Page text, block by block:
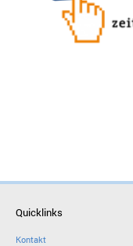
Quicklinks
Kontakt